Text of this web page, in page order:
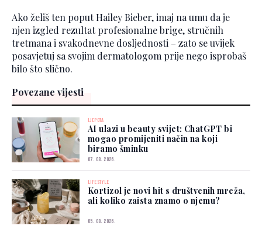
Ako želiš ten poput Hailey Bieber, imaj na umu da je
njen izgled rezultat profesionalne brige, stručnih
tretmana i svakodnevne dosljednosti – zato se uvijek
posavjetuj sa svojim dermatologom prije nego isprobaš
bilo što slično.
Povezane vijesti
LJEPOTA
AI ulazi u beauty svijet: ChatGPT bi
mogao promijeniti način na koji
biramo šminku
07. 08. 2026.
LIFESTYLE
Kortizol je novi hit s društvenih mreža,
ali koliko zaista znamo o njemu?
05. 08. 2026.